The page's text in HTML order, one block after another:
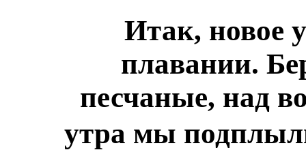
Итак, новое
плавании.
песчаные, над
утра мы